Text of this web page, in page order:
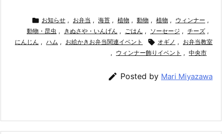
e
itt
er
e
er
e
e
n
ai
l
 お知らせ , お弁当 , 海苔 , 植物 , 動物 , 植物 , ウィンナー ,
動物・昆虫 , きぬさや・いんげん , ごはん , ソーセージ , チーズ ,
にんじん , ハム , お絵かきお弁当関連イベント  オギノ , お弁当教室
, ウィンナー飾りイベント , 中央市
 Posted by Mari Miyazawa